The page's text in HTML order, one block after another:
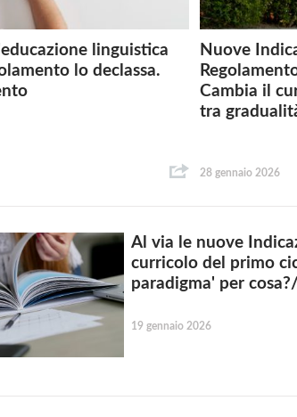
linguistica
lo declassa.
Nuove
Cambia il
tra
28 gennaio 2026
Al via le nuove
curricolo del primo
paradigma' per
19 gennaio 2026